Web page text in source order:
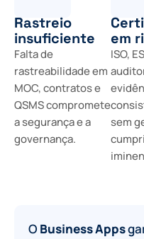
Rastreio
insuficiente
Falta de
rastreabilidade em
MOC, contratos e
QSMS compromete
a segurança e a
governança.
em
ISO,
sem
O Business Apps